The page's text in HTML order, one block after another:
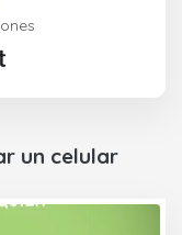
un celular